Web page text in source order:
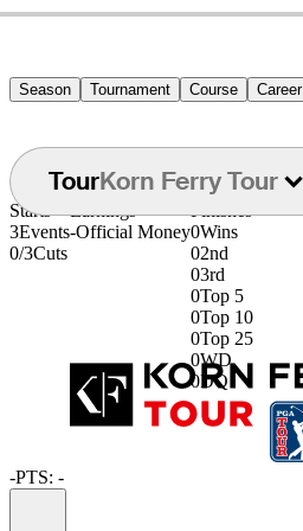
Season Tournament Course Career
TourKorn Ferry Tour
Starts
3Events
0/3Cuts
Earnings
-Official Money
Finishes
0Wins
02nd
03rd
0Top 5
0Top 10
0Top 25
0WD
0DQ
-PTS: -